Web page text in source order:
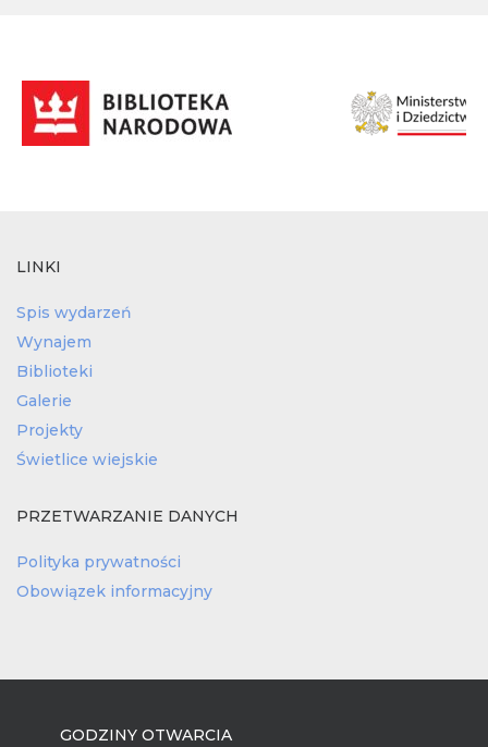
LINKI
Spis wydarzeń
Wynajem
Biblioteki
Galerie
Projekty
Świetlice wiejskie
PRZETWARZANIE DANYCH
Polityka prywatności
Obowiązek informacyjny
GODZINY OTWARCIA